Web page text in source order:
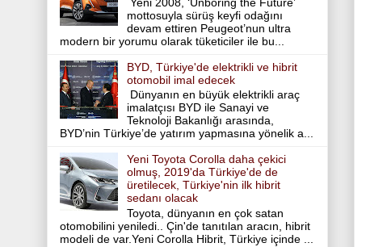
mottosuyla sürüş keyfi odağını
devam ettiren Peugeot’nun ultra
modern bir yorumu olarak tüketiciler ile bu...
BYD, Türkiye'de elektrikli ve hibrit
otomobil imal edecek
Dünyanın en büyük elektrikli araç
imalatçısı BYD ile Sanayi ve
Teknoloji Bakanlığı arasında,
BYD’nin Türkiye’de yatırım yapmasına yönelik a...
Yeni Toyota Corolla daha çekici
olmuş, 2019'da Türkiye'de de
üretilecek, Türkiye'nin ilk hibrit
sedanı olacak
Toyota, dünyanın en çok satan
otomobilini yeniledi.. Çin'de tanıtılan aracın, hibrit
modeli de var.Yeni Corolla Hibrit, Türkiye içinde ...